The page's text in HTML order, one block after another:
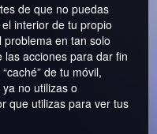
de que no puedas
interior de tu propio
en tan solo
las acciones para dar fin
de tu móvil,
no utilizas o
que utilizas para ver tus